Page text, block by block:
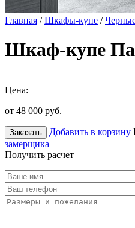
Главная /Шкафы-купе /
Шкаф-купе
Цена:
от 48 000 руб.
Заказать Добавить в корзину
замерщика
Получить расчет